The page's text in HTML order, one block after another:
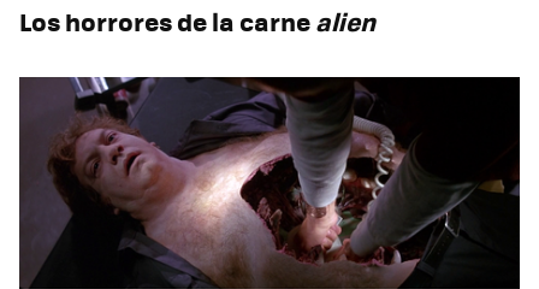
Los horrores de la carnealien